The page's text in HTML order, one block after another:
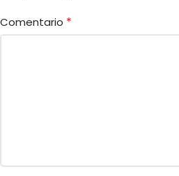
Comentario *